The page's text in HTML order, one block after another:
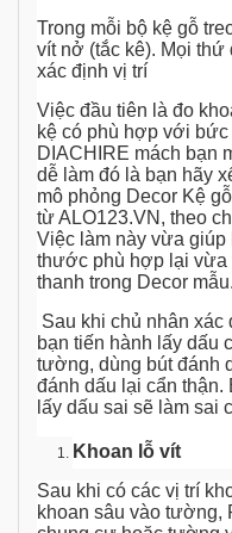
Trong mỗi bộ kệ gỗ
vít nở (tắc kê). Mọi thứ
xác định vị trí
Việc đầu tiên là đo
kệ có phù hợp với
DIACHIRE mách bạn
dễ làm đó là bạn hãy
mô phỏng Decor Kệ
từ ALO123.VN, theo
Việc làm này vừa giúp
thước phù hợp lại vừa
thanh trong Decor
Sau khi chủ nhân
bạn tiến hành lấy dấu
tường, dùng bút đánh
đánh dấu lại cẩn
lấy dấu sai sẽ làm sai
Khoan lỗ vít
Sau khi có các vị trí
khoan sâu vào